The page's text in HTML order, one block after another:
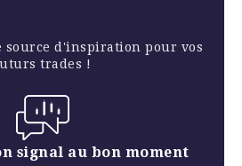
source d'inspiration pour vos
trades !
signal au bon moment